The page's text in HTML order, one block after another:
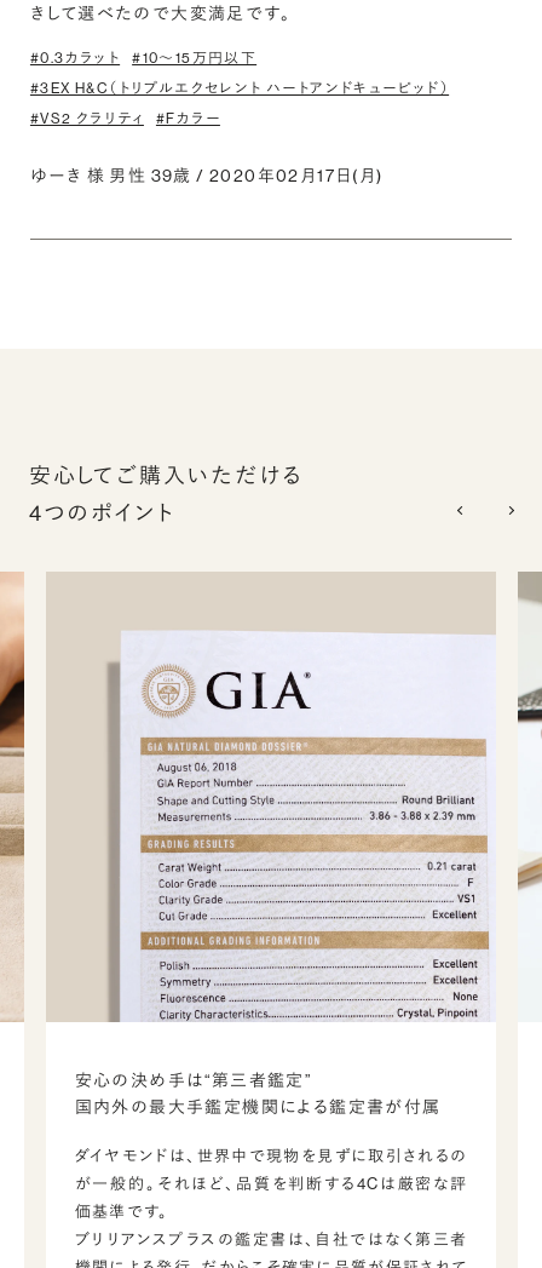
きして選べたので大変満足です。
#0.3カラット
#10〜15万円以下
#3EX H&C（トリプルエクセレント ハートアンドキューピッド）
#VS2 クラリティ
#Fカラー
ゆーき 様 男性 39歳 / 2020年02月17日(月)
安心してご購入いただける
4つのポイント
安心の決め手は“第三者鑑定”
国内外の最大手鑑定機関による鑑定書が付属
ダイヤモンドは、世界中で現物を見ずに取引されるの
が一般的。それほど、品質を判断する4Cは厳密な評
価基準です。
ブリリアンスプラスの鑑定書は、自社ではなく第三者